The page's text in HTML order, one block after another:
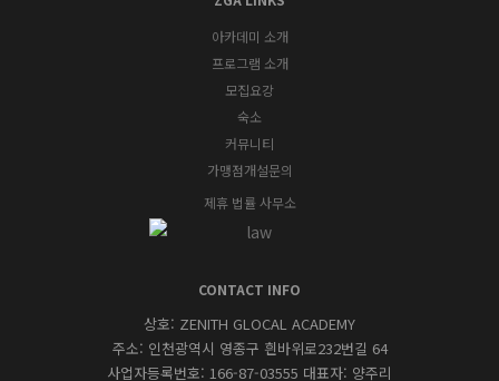
아카데미 소개
프로그램 소개
모집요강
숙소
커뮤니티
가맹점개설문의
제휴 법률 사무소
CONTACT INFO
상호: ZENITH GLOCAL ACADEMY
주소: 인천광역시 영종구 흰바위로232번길 64
사업자등록번호: 166-87-03555 대표자: 양주리